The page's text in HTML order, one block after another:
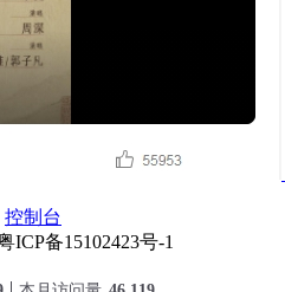
控制台
ICP备15102423号-1